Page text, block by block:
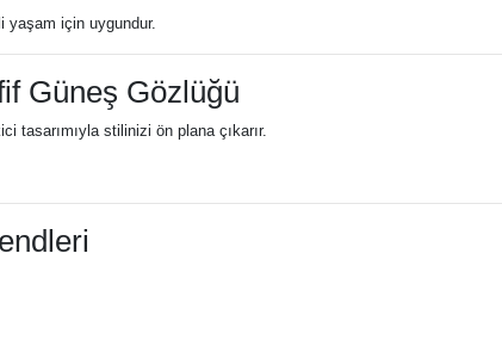
yaşam için uygundur.
Güneş Gözlüğü
tasarımıyla stilinizi ön plana çıkarır.